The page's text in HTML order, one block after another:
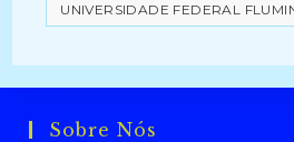
UNIVERSIDADE FEDERAL
Sobre Nós